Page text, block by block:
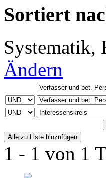
Sortiert
Systematik,
Ändern
1 - 1 von 1